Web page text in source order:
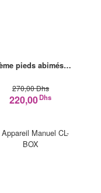
pieds abimés…
270,00 Dhs
220,00Dhs